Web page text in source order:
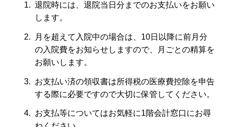
退院時には、退院当日分までのお支払いをお願い
します。
月を超えて入院中の場合は、10日以降に前月分
の入院費をお知らせしますので、月ごとの精算を
お願いします。
お支払い済の領収書は所得税の医療費控除を申告
する際に必要ですので大切に保管してください。
お支払等についてはお気軽に1階会計窓口にお尋